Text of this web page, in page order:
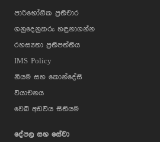
පාරිභෝගික ප්‍රතිචාර
ගනුදෙනුකරු හඳුනාගන්න
රහස්‍යතා ප්‍රතිපත්තිය
IMS Policy
නියම සහ කොන්දේසි
වියාචනය
වෙබ් අඩවිය සිතියම
දේපල සහ සේවා